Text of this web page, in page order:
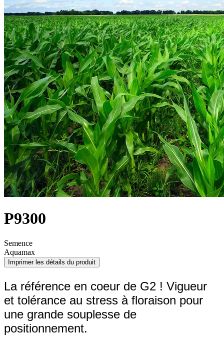
P9300
Semence
Aquamax
Imprimer les détails du produit
La référence en coeur de G2 ! Vigueur
et tolérance au stress à floraison pour
une grande souplesse de
positionnement.